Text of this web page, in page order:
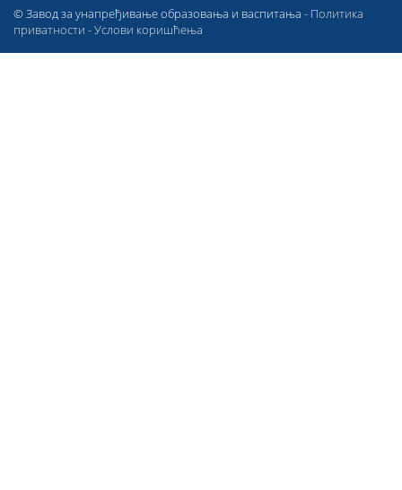
© Завод за унапређивање образовања и васпитања - Политика
приватности -Услови коришћења